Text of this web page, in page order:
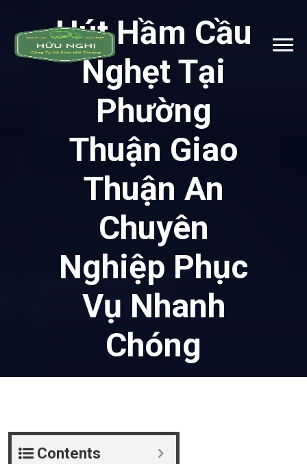
Hút Hầm Cầu
Nghẹt Tại
Phường
Thuận Giao
Thuận An
Chuyên
Nghiệp Phục
Vụ Nhanh
Chóng
Contents